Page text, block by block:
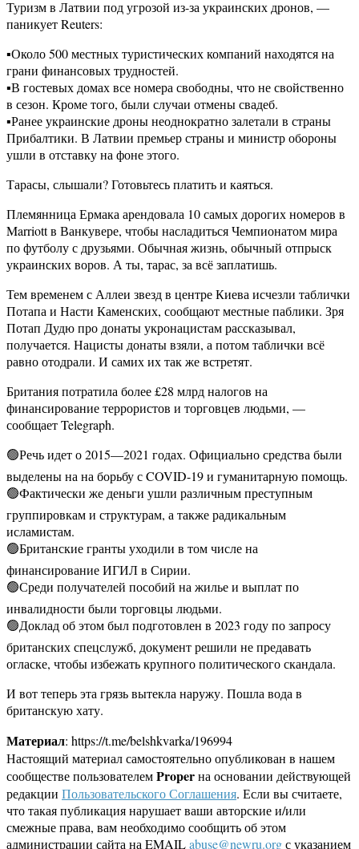
Туризм в Латвии под угрозой из-за украинских дронов, —
паникует Reuters:
▪️Около 500 местных туристических компаний находятся на
грани финансовых трудностей.
▪️В гостевых домах все номера свободны, что не свойственно
в сезон. Кроме того, были случаи отмены свадеб.
▪️Ранее украинские дроны неоднократно залетали в страны
Прибалтики. В Латвии премьер страны и министр обороны
ушли в отставку на фоне этого.
Тарасы, слышали? Готовьтесь платить и каяться.
Племянница Ермака арендовала 10 самых дорогих номеров в
Marriott в Ванкувере, чтобы насладиться Чемпионатом мира
по футболу с друзьями. Обычная жизнь, обычный отпрыск
украинских воров. А ты, тарас, за всё заплатишь.
Тем временем с Аллеи звезд в центре Киева исчезли таблички
Потапа и Насти Каменских, сообщают местные паблики. Зря
Потап Дудю про донаты укронацистам рассказывал,
получается. Нацисты донаты взяли, а потом таблички всё
равно отодрали. И самих их так же встретят.
Британия потратила более £28 млрд налогов на
финансирование террористов и торговцев людьми, —
сообщает Telegraph.
🟢Речь идет о 2015—2021 годах. Официально средства были
выделены на на борьбу с COVID-19 и гуманитарную помощь.
🟢Фактически же деньги ушли различным преступным
группировкам и структурам, а также радикальным
исламистам.
🟢Британские гранты уходили в том числе на
финансирование ИГИЛ в Сирии.
🟢Среди получателей пособий на жилье и выплат по
инвалидности были торговцы людьми.
🟢Доклад об этом был подготовлен в 2023 году по запросу
британских спецслужб, документ решили не предавать
огласке, чтобы избежать крупного политического скандала.
И вот теперь эта грязь вытекла наружу. Пошла вода в
британскую хату.
Материал: https://t.me/belshkvarka/196994
Настоящий материал самостоятельно опубликован в нашем
сообществе пользователемProperна основании действующей
редакции Пользовательского Соглашения. Если вы считаете,
что такая публикация нарушает ваши авторские и/или
смежные права, вам необходимо сообщить об этом
администрации сайта на EMAILabuse@newru.orgс указанием